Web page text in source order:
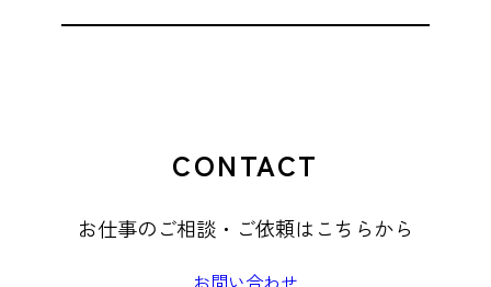
CONTACT
お仕事のご相談・ご依頼はこちらから
お問い合わせ